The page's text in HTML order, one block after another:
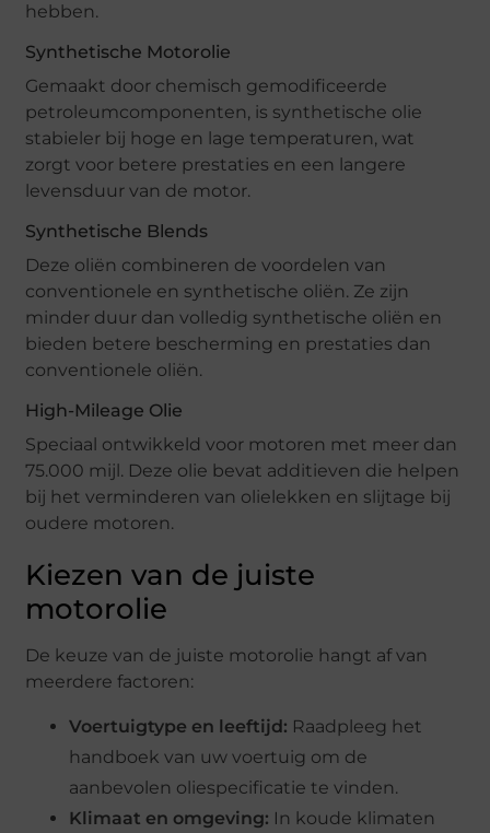
hebben.
Synthetische Motorolie
Gemaakt door chemisch gemodificeerde
petroleumcomponenten, is synthetische olie
stabieler bij hoge en lage temperaturen, wat
zorgt voor betere prestaties en een langere
levensduur van de motor.
Synthetische Blends
Deze oliën combineren de voordelen van
conventionele en synthetische oliën. Ze zijn
minder duur dan volledig synthetische oliën en
bieden betere bescherming en prestaties dan
conventionele oliën.
High-Mileage Olie
Speciaal ontwikkeld voor motoren met meer dan
75.000 mijl. Deze olie bevat additieven die helpen
bij het verminderen van olielekken en slijtage bij
oudere motoren.
Kiezen van de juiste
motorolie
De keuze van de juiste motorolie hangt af van
meerdere factoren:
Voertuigtype en leeftijd: Raadpleeg het
handboek van uw voertuig om de
aanbevolen oliespecificatie te vinden.
Klimaat en omgeving: In koude klimaten